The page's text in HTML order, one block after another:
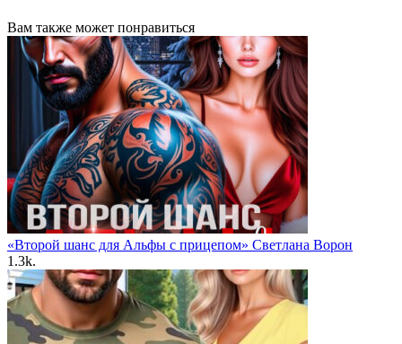
Вам также может понравиться
«Второй шанс для Альфы с прицепом» Светлана Ворон
1.3k.